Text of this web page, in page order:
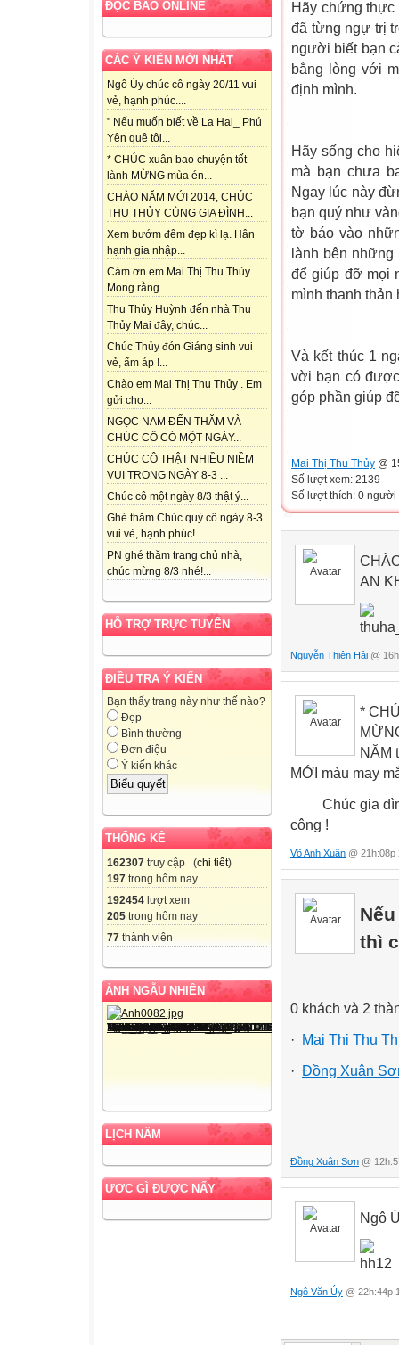
ĐỌC BÁO ONLINE
CÁC Ý KIẾN MỚI NHẤT
Ngô Úy chúc cô ngày 20/11 vui
vẻ, hạnh phúc....
" Nếu muốn biết về La Hai_ Phú
Yên quê tôi...
* CHÚC xuân bao chuyện tốt
lành MỪNG mùa én...
CHÀO NĂM MỚI 2014, CHÚC
THU THỦY CÙNG GIA ĐÌNH...
Xem bướm đêm đẹp kì lạ. Hân
hạnh gia nhập...
Cám ơn em Mai Thị Thu Thủy .
Mong rằng...
Thu Thủy Huỳnh đến nhà Thu
Thủy Mai đây, chúc...
Chúc Thủy đón Giáng sinh vui
vẻ, ấm áp !...
Chào em Mai Thị Thu Thủy . Em
gửi cho...
NGỌC NAM ĐẾN THĂM VÀ
CHÚC CÔ CÓ MỘT NGÀY...
CHÚC CÔ THẬT NHIỀU NIỀM
VUI TRONG NGÀY 8-3 ...
Chúc cô một ngày 8/3 thật ý...
Ghé thăm.Chúc quý cô ngày 8-3
vui vẻ, hạnh phúc!...
PN ghé thăm trang chủ nhà,
chúc mừng 8/3 nhé!...
HỖ TRỢ TRỰC TUYẾN
ĐIỀU TRA Ý KIẾN
Bạn thấy trang này như thế nào?
Đẹp
Bình thường
Đơn điệu
Ý kiến khác
THỐNG KÊ
162307 truy cập (chi tiết)
197 trong hôm nay
192454 lượt xem
205 trong hôm nay
77 thành viên
ẢNH NGẪU NHIÊN
LỊCH NĂM
ƯƠC GÌ ĐƯỢC NẤY
Hãy chứng thực
đã từng ngự trị
người biết bạn
bằng lòng với
định mình.
Hãy sống cho
mà bạn chưa
Ngay lúc này
bạn quý như
tờ báo vào
lành bên
để giúp đỡ mọi
mình thanh thản
Và kết thúc 1
vời bạn có
góp phần giúp
Mai Thị Thu Thủy @
Số lượt xem: 2139
Số lượt thích: 0 người
AN
Nguyễn Thiện Hải @
*
NĂM
MỚI màu may
Chúc gia đình
công !
Võ Anh Xuân @ 21h:08p
thì
0 khách và 2
· Mai Thị Thu
· Đồng Xuân
Đồng Xuân Sơn @
Ngô
Ngô Văn Úy @ 22h:44p